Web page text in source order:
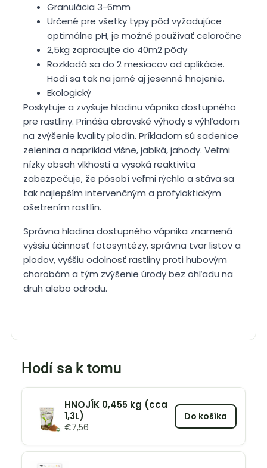
Granulácia 3-6mm
Určené pre všetky typy pôd vyžadujúce
optimálne pH, je možné používať celoročne
2,5kg zapracujte do 40m2 pôdy
Rozkladá sa do 2 mesiacov od aplikácie.
Hodí sa tak na jarné aj jesenné hnojenie.
Ekologický
Poskytuje a zvyšuje hladinu vápnika dostupného
pre rastliny. Prináša obrovské výhody s výhľadom
na zvýšenie kvality plodín. Príkladom sú sadenice
zelenina a napríklad višne, jablká, jahody. Veľmi
nízky obsah vlkhosti a vysoká reaktivita
zabezpečuje, že pôsobí veľmi rýchlo a stáva sa
tak najlepším intervenčným a profylaktickým
ošetrením rastlín.
Správna hladina dostupného vápnika znamená
vyššiu účinnosť fotosyntézy, správna tvar listov a
plodov, vyššiu odolnosť rastliny proti hubovým
chorobám a tým zvýšenie úrody bez ohľadu na
druh alebo odrodu.
Hodí sa k tomu
HNOJÍK 0,455 kg (cca
1,3L)
€7,56
Do košíka